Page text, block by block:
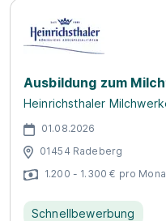
Ausbildung zum
Heinrichsthaler
01.08.2026
01454 Radeberg
1.200 - 1.300 € pro
Schnellbewerbung